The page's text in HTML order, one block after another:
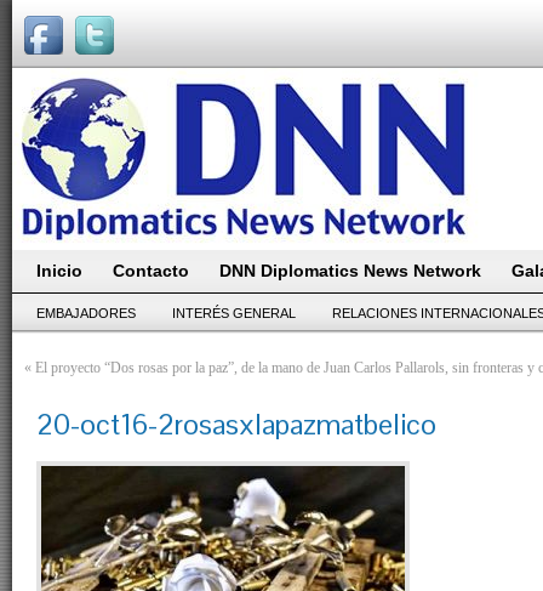
Inicio Contacto DNN Diplomatics News Network
EMBAJADORES INTERÉS GENERAL RELACIONES
« El proyecto “Dos rosas por la paz”, de la mano de Juan Carlos Pallarols, sin fronteras y
20-oct16-2rosasxlapazmatbelico